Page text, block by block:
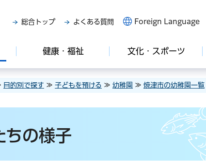
総合トップ よくある質問 Foreign Language
健康・福祉 文化・スポーツ
目的別で探す ≫ 子どもを預ける ≫ 幼稚園 ≫ 焼津市の幼稚園一覧
ちの様子